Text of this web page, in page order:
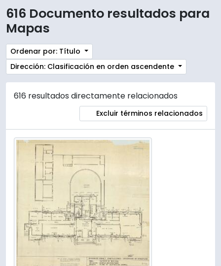
616 Documento resultados para
Mapas
Ordenar por: Título
Dirección: Clasificación en orden ascendente
616 resultados directamente relacionados
Excluir términos relacionados